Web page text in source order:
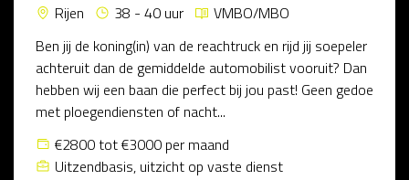
Rijen 38 - 40 uur
VMBO/MBO
Ben jij de koning(in) van de reachtruck en rijd jij soepeler
achteruit dan de gemiddelde automobilist vooruit? Dan
hebben wij een baan die perfect bij jou past! Geen gedoe
met ploegendiensten of nacht...
€2800 tot €3000 per maand
Uitzendbasis, uitzicht op vaste dienst